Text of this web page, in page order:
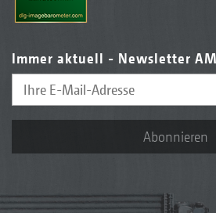
Immer aktuell - Newsletter
Abonnieren